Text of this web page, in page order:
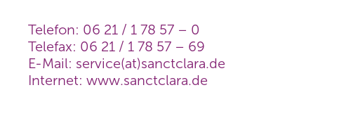
Telefon: 06 21 / 1 78 57 – 0
Telefax: 06 21 / 1 78 57 – 69
E-Mail: service(at)sanctclara.de
Internet: www.sanctclara.de